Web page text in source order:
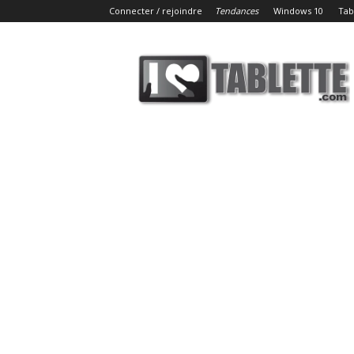
Connecter / rejoindre Tendances Windows 10